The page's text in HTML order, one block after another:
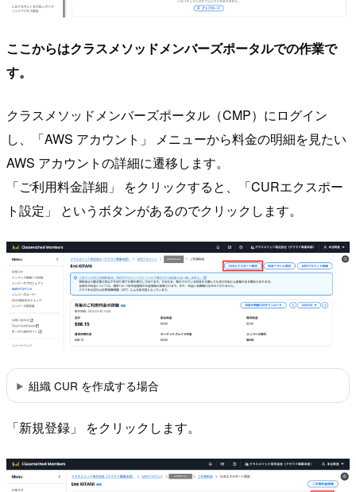
ここからはクラスメソッドメンバーズポータルでの作業で
す。
クラスメソッドメンバーズポータル（CMP）にログイン
し、「AWS アカウント」 メニューから料金の明細を見たい
AWS アカウントの詳細に遷移します。
「ご利用料金詳細」 をクリックすると、「CURエクスポー
ト設定」 というボタンがあるのでクリックします。
組織 CUR を作成する場合
「新規登録」 をクリックします。